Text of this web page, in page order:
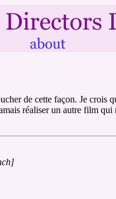
de cette façon. Je crois
réaliser un autre film qui